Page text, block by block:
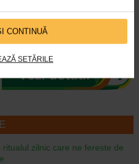
CONTINUĂ
SETĂRILE
Nebulizatorul este un instrument
ritualul zilnic care ne fereste de